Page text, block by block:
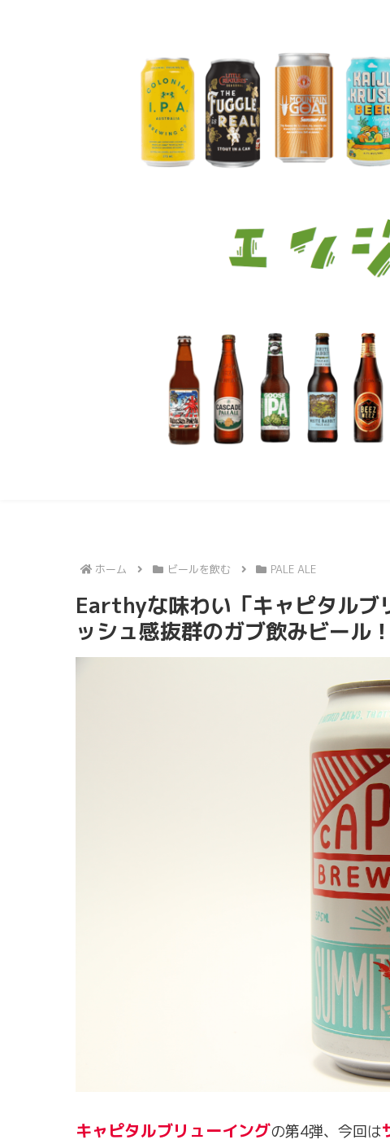
ホーム ビールを飲む PALE ALE
Earthyな味わい「キャピタルブ
ッシュ感抜群のガブ飲みビール！
キャピタルブリューイングの第4弾、今回は